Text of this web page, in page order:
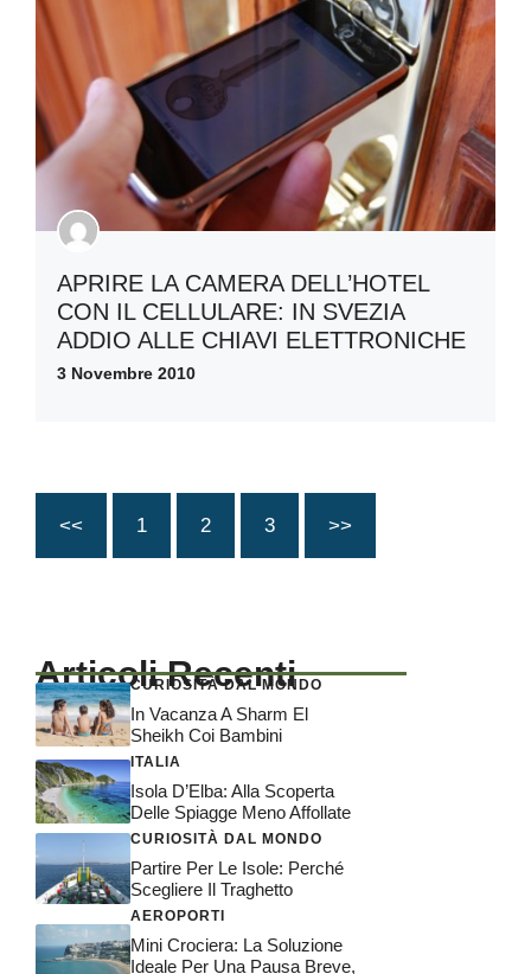
APRIRE LA CAMERA DELL’HOTEL
CON IL CELLULARE: IN SVEZIA
ADDIO ALLE CHIAVI ELETTRONICHE
3 Novembre 2010
<< 1 2 3 >>
Articoli Recenti
CURIOSITÀ DAL MONDO
In Vacanza A Sharm El
Sheikh Coi Bambini
ITALIA
Isola D’Elba: Alla Scoperta
Delle Spiagge Meno Affollate
CURIOSITÀ DAL MONDO
Partire Per Le Isole: Perché
Scegliere Il Traghetto
AEROPORTI
Mini Crociera: La Soluzione
Ideale Per Una Pausa Breve,